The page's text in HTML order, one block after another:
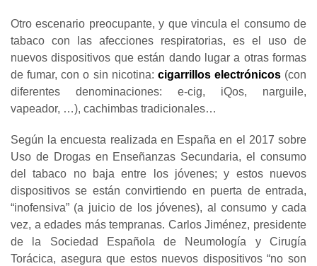
Otro escenario preocupante, y que vincula el consumo de
tabaco con las afecciones respiratorias, es el uso de
nuevos dispositivos que están dando lugar a otras formas
de fumar, con o sin nicotina: cigarrillos electrónicos(con
diferentes denominaciones: e-cig, iQos, narguile,
vapeador, …), cachimbas tradicionales…
Según la encuesta realizada en España en el 2017 sobre
Uso de Drogas en Enseñanzas Secundaria, el consumo
del tabaco no baja entre los jóvenes; y estos nuevos
dispositivos se están convirtiendo en puerta de entrada,
“inofensiva” (a juicio de los jóvenes), al consumo y cada
vez, a edades más tempranas. Carlos Jiménez, presidente
de la Sociedad Española de Neumología y Cirugía
Torácica, asegura que estos nuevos dispositivos “no son